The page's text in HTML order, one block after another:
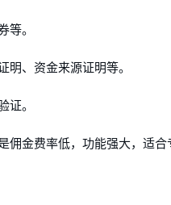
等。
明、资金来源证明等。
证。
金费率低，功能强大，适